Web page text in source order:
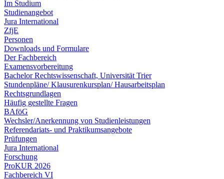
Im Studium
Studienangebot
Jura International
ZfjE
Personen
Downloads und Formulare
Der Fachbereich
Examensvorbereitung
Bachelor Rechtswissenschaft, Universität Trier
Stundenpläne/ Klausurenkursplan/ Hausarbeitsplan
Rechtsgrundlagen
Häufig gestellte Fragen
BAföG
Wechsler/Anerkennung von Studienleistungen
Referendariats- und Praktikumsangebote
Prüfungen
Jura International
Forschung
ProKUR 2026
Fachbereich VI